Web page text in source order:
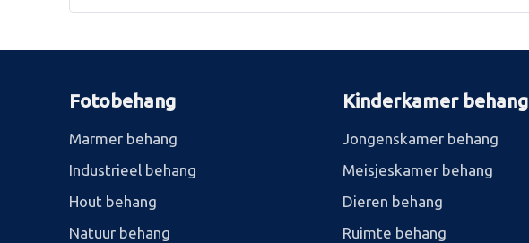
Fotobehang
Marmer behang
Industrieel behang
Hout behang
Natuur behang
Kinderkamer behang
Jongenskamer behang
Meisjeskamer behang
Dieren behang
Ruimte behang